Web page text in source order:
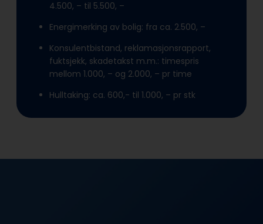
4.500, – til 5.500, –
Energimerking av bolig: fra ca. 2.500, –
Konsulentbistand, reklamasjonsrapport,
fuktsjekk, skadetakst m.m.: timespris
mellom 1.000, – og 2.000, – pr time
Hulltaking: ca. 600,- til 1.000, – pr stk